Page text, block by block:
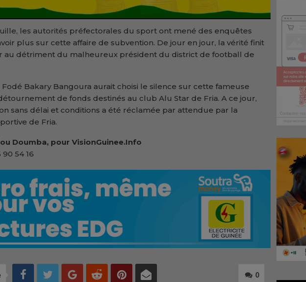
les autorités préfectorales du sport ont mené des enquêtes
plus sur cette affaire de subvention. De jour en jour, la vérité finit
au détriment du malheureux président du district de football de
Bakary Bangoura aurait choisi le silence sur cette fameuse
de fonds destinés au club Alu Star de Fria. A ce jour,
sans délai et conditions a été réclamée par attendue par la
de Fria.
Doumba, pour VisionGuinee.Info
54 16
0